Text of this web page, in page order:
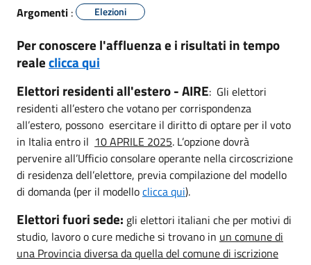
Argomenti : Elezioni
Per conoscere l'affluenza e i risultati in tempo
realeclicca qui
Elettori residenti all'estero - AIRE: Gli elettori
residenti all’estero che votano per corrispondenza
all’estero, possono esercitare il diritto di optare per il voto
in Italia entro il 10 APRILE 2025. L’opzione dovrà
pervenire all’Ufficio consolare operante nella circoscrizione
di residenza dell’elettore, previa compilazione del modello
di domanda (per il modelloclicca qui).
Elettori fuori sede: gli elettori italiani che per motivi di
studio, lavoro o cure mediche si trovano in un comune di
una Provincia diversa da quella del comune di iscrizione